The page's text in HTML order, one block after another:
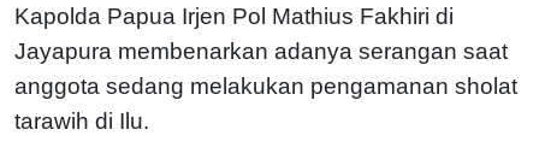
Kapolda Papua Irjen Pol Mathius Fakhiri di
Jayapura membenarkan adanya serangan saat
anggota sedang melakukan pengamanan sholat
tarawih di Ilu.